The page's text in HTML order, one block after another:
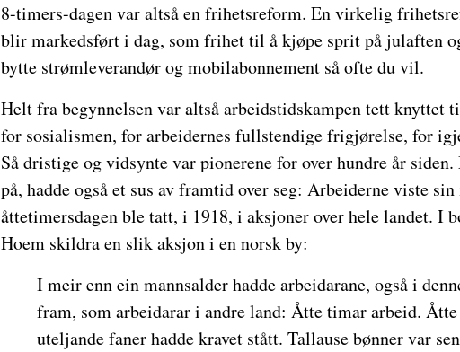
8-timers-dagen var altså en frihetsreform. En virkelig
blir markedsført i dag, som frihet til å kjøpe sprit på julaften
bytte strømleverandør og mobilabonnement så ofte du vil.
Helt fra begynnelsen var altså arbeidstidskampen tett knyttet
for sosialismen, for arbeidernes fullstendige frigjørelse, for
Så dristige og vidsynte var pionerene for over hundre år
på, hadde også et sus av framtid over seg: Arbeiderne viste
åttetimersdagen ble tatt, i 1918, i aksjoner over hele landet. I
Hoem skildra en slik aksjon i en norsk by:
I meir enn ein mannsalder hadde arbeidarane, også i
fram, som arbeidarar i andre land: Åtte timar arbeid.
uteljande faner hadde kravet stått. Tallause bønner var